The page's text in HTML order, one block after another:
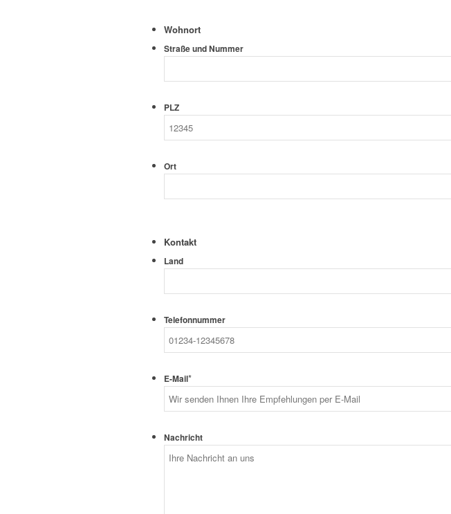
Wohnort
Straße und Nummer
PLZ
Ort
Kontakt
Land
Telefonnummer
E-Mail*
Nachricht